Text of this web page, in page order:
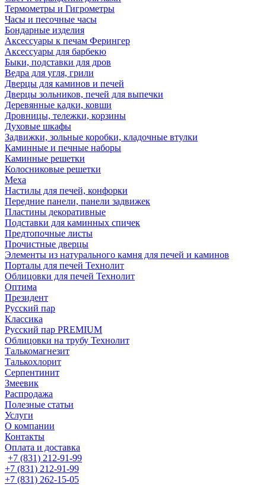
Термометры и Гигрометры
Часы и песочные часы
Бондарные изделия
Аксессуары к печам Ферингер
Аксессуары для барбекю
Быки, подставки для дров
Ведра для угля, грили
Дверцы для каминов и печей
Дверцы зольников, печей для выпечки
Деревянные кадки, ковши
Дровницы, тележки, корзины
Духовые шкафы
Задвижки, зольные коробки, кладочные втулки
Каминные и печные наборы
Каминные решетки
Колосниковые решетки
Меха
Настилы для печей, конфорки
Передние панели, панели задвижек
Пластины декоративные
Подставки для каминных спичек
Предтопочные листы
Прочистные дверцы
Элементы из натурального камня для печей и каминов
Порталы для печей Технолит
Облицовки для печей Технолит
Оптима
Президент
Русский пар
Классика
Русский пар PREMIUM
Облицовки на трубу Технолит
Талькомагнезит
Талькохлорит
Серпентинит
Змеевик
Распродажа
Полезные статьи
Услуги
О компании
Контакты
Оплата и доставка
+7 (831) 212-91-99
+7 (831) 212-91-99
+7 (831) 262-15-05